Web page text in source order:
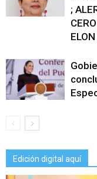
;
Edición digital aquí